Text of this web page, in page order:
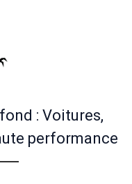
: Voitures,
performance